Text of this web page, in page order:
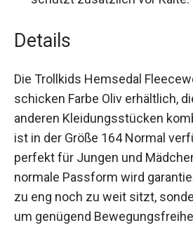
Kragen: Hoher,
Details
Die Trollkids Hemsedal
schicken Farbe Oliv erhältlich,
anderen Kleidungsstücken
ist in der Größe 164 Normal
perfekt für Jungen und
normale Passform wird
weder zu eng noch zu weit sitzt,